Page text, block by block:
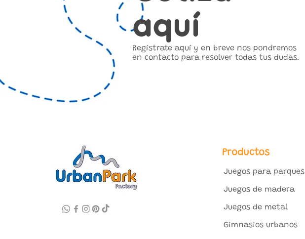
aquí
Regístrate aquí y en breve nos pondremos
en contacto para resolver todas tus dudas.
Productos
Juegos para parques
Juegos de madera
Juegos de metal
Gimnasios urbanos